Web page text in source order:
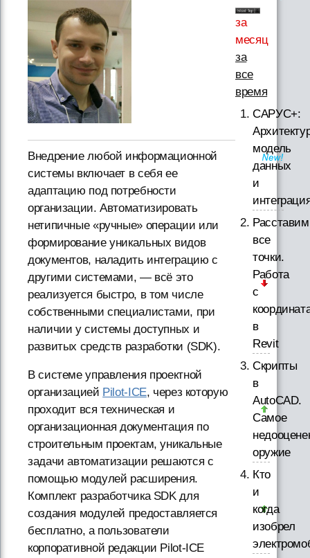
Внедрение любой информационной
системы включает в себя ее
адаптацию под потребности
организации. Автоматизировать
нетипичные «ручные» операции или
формирование уникальных видов
документов, наладить интеграцию с
другими системами, — всё это
реализуется быстро, в том числе
собственными специалистами, при
наличии у системы доступных и
развитых средств разработки (SDK).
В системе управления проектной
организацией Pilot-ICE, через которую
проходит вся техническая и
организационная документация по
строительным проектам, уникальные
задачи автоматизации решаются с
помощью модулей расширения.
Комплект разработчика SDK для
создания модулей предоставляется
бесплатно, а пользователи
корпоративной редакции Pilot-ICE
за
месяц
за
все
время
САРУС+:
модель
данных
и
Расставим
все
точки.
Работа
с
в
Revit
Скрипты
в
AutoCAD.
Самое
оружие
Кто
и
когда
изобрел